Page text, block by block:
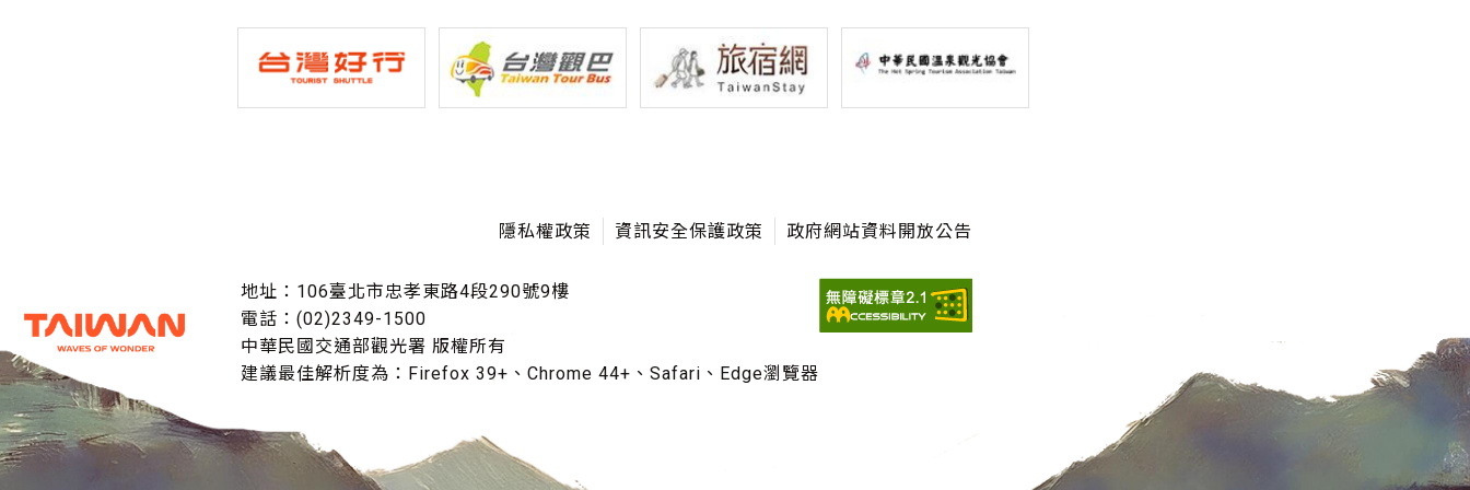
隱私權政策 資訊安全保護政策 政府網站資料開放公告
地址：106臺北市忠孝東路4段290號9樓
電話：(02)2349-1500
中華民國交通部觀光署 版權所有
建議最佳解析度為：Firefox 39+、Chrome 44+、Safari、Edge瀏覽器